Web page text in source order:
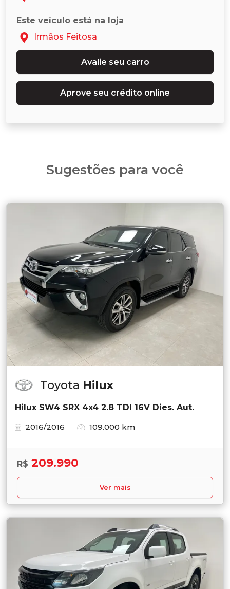
Este veículo está na loja
Irmãos Feitosa
Avalie seu carro
Aprove seu crédito online
Sugestões para você
Toyota Hilux
Hilux SW4 SRX 4x4 2.8 TDI 16V Dies. Aut.
2016/2016
109.000 km
R$ 209.990
Ver mais